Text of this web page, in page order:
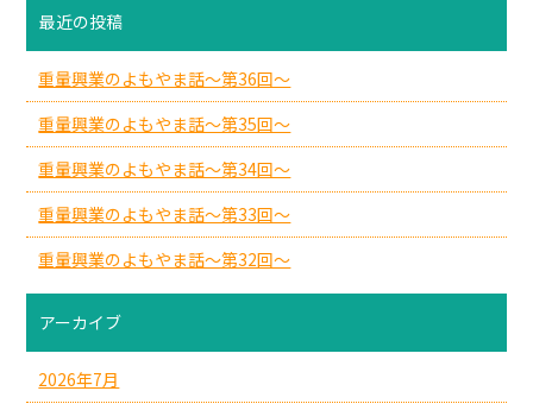
最近の投稿
重量興業のよもやま話～第36回～
重量興業のよもやま話～第35回～
重量興業のよもやま話～第34回～
重量興業のよもやま話～第33回～
重量興業のよもやま話～第32回～
アーカイブ
2026年7月